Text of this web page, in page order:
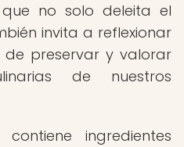
no solo deleita el
invita a reflexionar
preservar y valorar
de nuestros
ingredientes